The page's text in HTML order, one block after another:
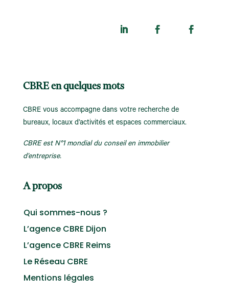
CBRE en quelques mots
CBRE vous accompagne dans votre recherche de
bureaux, locaux d’activités et espaces commerciaux.
CBRE est N°1 mondial du conseil en immobilier
d’entreprise.
A propos
Qui sommes-nous ?
L’agence CBRE Dijon
L’agence CBRE Reims
Le Réseau CBRE
Mentions légales